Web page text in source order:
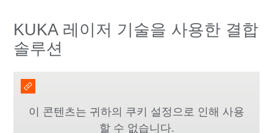
KUKA 레이저 기술을 사용한 결합
솔루션
이 콘텐츠는 귀하의 쿠키 설정으로 인해 사용
할 수 없습니다.